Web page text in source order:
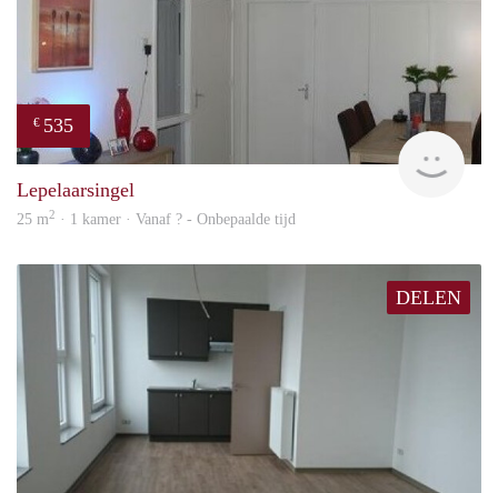
€ 535
Lepelaarsingel
25 m2 · 1 kamer · Vanaf ? - Onbepaalde tijd
DELEN